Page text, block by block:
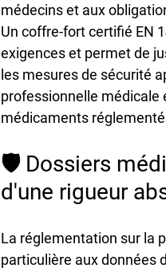
médecins et aux
Un coffre-fort certifié EN
exigences et permet de
les mesures de sécurité
professionnelle médicale
médicaments
🛡️ Dossiers
d'une rigueur
La réglementation sur la
particulière aux données